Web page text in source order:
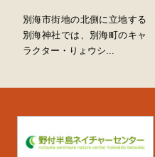
別海市街地の北側に立地する
別海神社では、別海町のキャ
ラクター・りょウシ...